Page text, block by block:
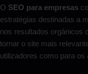
O SEO para empresas
estratégias destinadas a
nos resultados orgânicos
tornar o site mais
utilizadores como para os